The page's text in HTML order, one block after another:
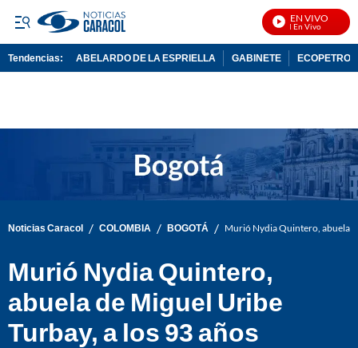
EN VIVO
Tendencias: ABELARDO DE LA ESPRIELLA GABINETE ECOPETROL
Noticias Caracol / COLOMBIA / BOGOTÁ / Murió Nydia Quintero, abuela
Murió Nydia Quintero,
abuela de Miguel Uribe
Turbay, a los 93 años